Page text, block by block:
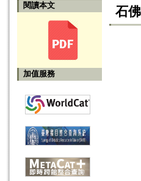
閱讀本文
加值服務
石